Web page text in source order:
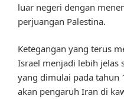
luar negeri dengan
perjuangan Palestina.
Ketegangan yang terus
Israel menjadi lebih jelas
yang dimulai pada tahun
akan pengaruh Iran di